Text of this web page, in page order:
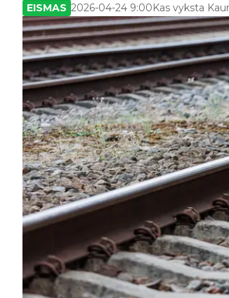
EISMAS 2026-04-24 9:00Kas vyksta